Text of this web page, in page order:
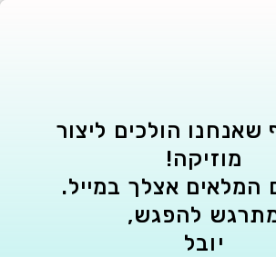
שאנחנו הולכים ליצור
מוזיקה!
המלאים אצלך במייל.
להפגש,
יובל